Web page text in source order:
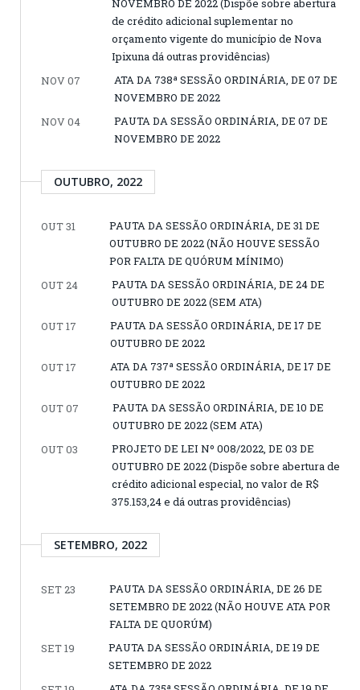
NOVEMBRO DE 2022 (Dispõe sobre abertura
de crédito adicional suplementar no
orçamento vigente do município de Nova
Ipixuna dá outras providências)
NOV 07
ATA DA 738ª SESSÃO ORDINÁRIA, DE 07 DE
NOVEMBRO DE 2022
NOV 04
PAUTA DA SESSÃO ORDINÁRIA, DE 07 DE
NOVEMBRO DE 2022
OUTUBRO, 2022
OUT 31
PAUTA DA SESSÃO ORDINÁRIA, DE 31 DE
OUTUBRO DE 2022 (NÃO HOUVE SESSÃO
POR FALTA DE QUÓRUM MÍNIMO)
OUT 24
PAUTA DA SESSÃO ORDINÁRIA, DE 24 DE
OUTUBRO DE 2022 (SEM ATA)
OUT 17
PAUTA DA SESSÃO ORDINÁRIA, DE 17 DE
OUTUBRO DE 2022
OUT 17
ATA DA 737ª SESSÃO ORDINÁRIA, DE 17 DE
OUTUBRO DE 2022
OUT 07
PAUTA DA SESSÃO ORDINÁRIA, DE 10 DE
OUTUBRO DE 2022 (SEM ATA)
OUT 03
PROJETO DE LEI Nº 008/2022, DE 03 DE
OUTUBRO DE 2022 (Dispõe sobre abertura de
crédito adicional especial, no valor de R$
375.153,24 e dá outras providências)
SETEMBRO, 2022
SET 23
PAUTA DA SESSÃO ORDINÁRIA, DE 26 DE
SETEMBRO DE 2022 (NÃO HOUVE ATA POR
FALTA DE QUORÚM)
SET 19
PAUTA DA SESSÃO ORDINÁRIA, DE 19 DE
SETEMBRO DE 2022